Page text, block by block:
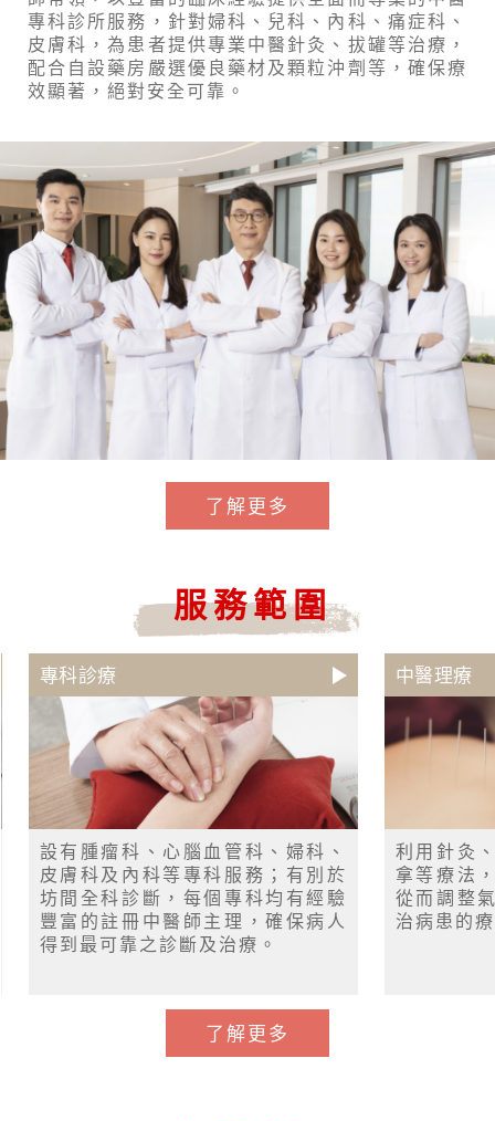
專科診所服務，針對婦科、兒科、內科、痛症科、
皮膚科，為患者提供專業中醫針灸、拔罐等治療，
配合自設藥房嚴選優良藥材及顆粒沖劑等，確保療
效顯著，絕對安全可靠。
了解更多
服務範圍
專科診療
設有腫瘤科、心腦血管科、婦科、
皮膚科及內科等專科服務；有別於
坊間全科診斷，每個專科均有經驗
豐富的註冊中醫師主理，確保病人
得到最可靠之診斷及治療。
中醫理療
利用針灸
拿等療法
從而調整
治病患的
了解更多